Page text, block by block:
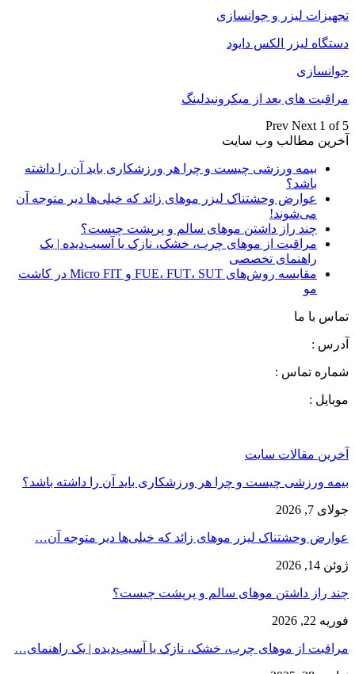
تجهیزات لیزر و جوانسازی
دستگاه لیزر الکس دایود
جوانسازی
مراقبت های بعد از میکرونیدلینگ
Prev Next 1 of 5
آخرین مطالب وب سایت
بیمه ورزشی چیست و چرا هر ورزشکاری باید آن را داشته
باشد؟
عوارض وحشتناک لیزر موهای زائد که خیلی‌ها دیر متوجه آن
می‌شوند!
چند راز داشتن موهای سالم و پرپشت چیست؟
مراقبت از موهای چرب، خشک، نازک یا آسیب‌دیده | یک
راهنمای تخصصی
مقایسه روش‌های FUE، FUT، SUT و Micro FIT در کاشت
مو
تماس با ما
آدرس :
شماره تماس :
موبایل :
آخرین مقالات سایت
بیمه ورزشی چیست و چرا هر ورزشکاری باید آن را داشته باشد؟
جولای 7, 2026
عوارض وحشتناک لیزر موهای زائد که خیلی‌ها دیر متوجه آن…
ژوئن 14, 2026
چند راز داشتن موهای سالم و پرپشت چیست؟
فوریه 22, 2026
مراقبت از موهای چرب، خشک، نازک یا آسیب‌دیده | یک راهنمای…